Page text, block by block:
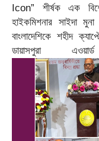
Icon” শীর্ষক এক
হাইকমিশনার সাইদা মুনা
বাংলাদেশিকে শহীদ
ডায়াসপুরা